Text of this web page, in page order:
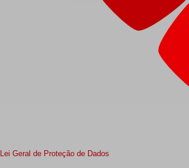
Lei Geral de Proteção de Dados